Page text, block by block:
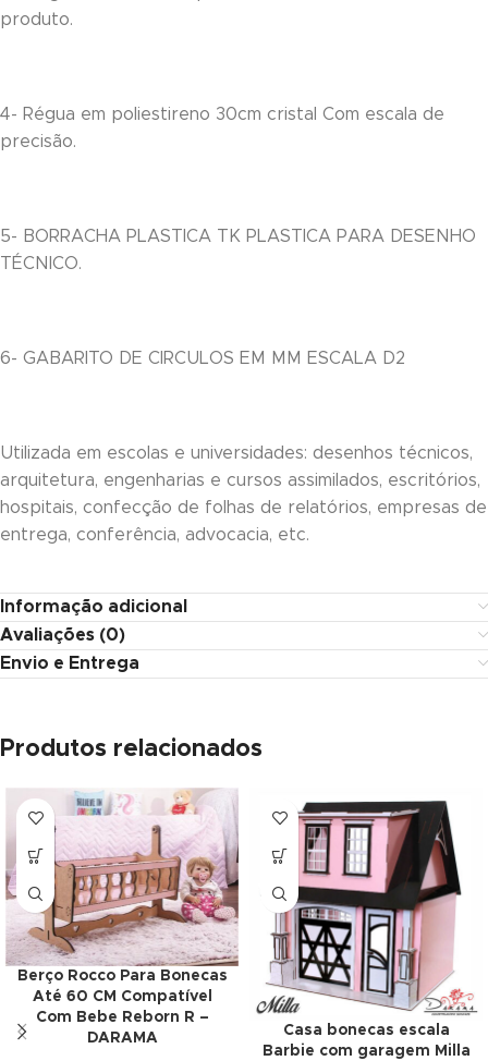
panel
Panel
Panel
Oku
panel
panel
panel
panel
produto.
4- Régua em poliestireno 30cm cristal Com escala de
precisão.
5- BORRACHA PLASTICA TK PLASTICA PARA DESENHO
TÉCNICO.
6- GABARITO DE CIRCULOS EM MM ESCALA D2
Utilizada em escolas e universidades: desenhos técnicos,
arquitetura, engenharias e cursos assimilados, escritórios,
hospitais, confecção de folhas de relatórios, empresas de
entrega, conferência, advocacia, etc.
Informação adicional
Avaliações (0)
Envio e Entrega
Produtos relacionados
Berço Rocco Para Bonecas
Até 60 CM Compatível
Com Bebe Reborn R –
DARAMA
Casa bonecas escala
Barbie com garagem Milla